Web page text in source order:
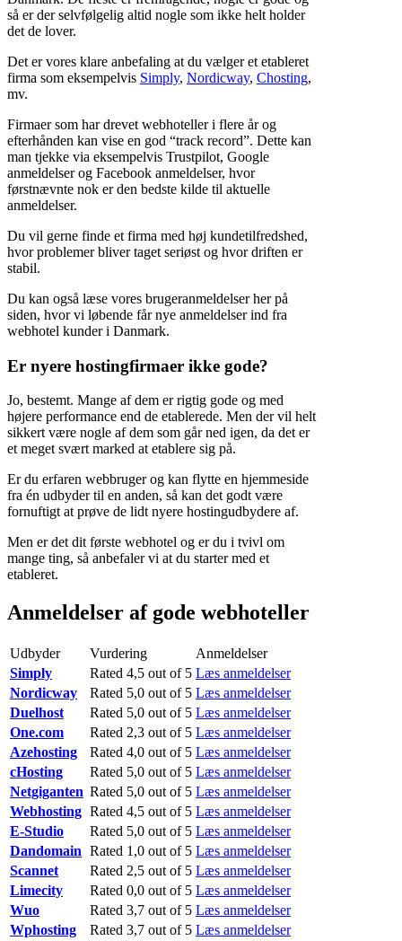
så er der selvfølgelig altid nogle som ikke helt holder
det de lover.
Det er vores klare anbefaling at du vælger et etableret
firma som eksempelvis Simply, Nordicway, Chosting,
mv.
Firmaer som har drevet webhoteller i flere år og
efterhånden kan vise en god “track record”. Dette kan
man tjekke via eksempelvis Trustpilot, Google
anmeldelser og Facebook anmeldelser, hvor
førstnævnte nok er den bedste kilde til aktuelle
anmeldelser.
Du vil gerne finde et firma med høj kundetilfredshed,
hvor problemer bliver taget seriøst og hvor driften er
stabil.
Du kan også læse vores brugeranmeldelser her på
siden, hvor vi løbende får nye anmeldelser ind fra
webhotel kunder i Danmark.
Er nyere hostingfirmaer ikke gode?
Jo, bestemt. Mange af dem er rigtig gode og med
højere performance end de etablerede. Men der vil helt
sikkert være nogle af dem som går ned igen, da det er
et meget svært marked at etablere sig på.
Er du erfaren webbruger og kan flytte en hjemmeside
fra én udbyder til en anden, så kan det godt være
fornuftigt at prøve de lidt nyere hostingudbydere af.
Men er det dit første webhotel og er du i tvivl om
mange ting, så anbefaler vi at du starter med et
etableret.
Anmeldelser af gode webhoteller
Udbyder Vurdering
Anmeldelser
Simply
Rated 4,5 out of 5 Læs anmeldelser
Nordicway
Rated 5,0 out of 5 Læs anmeldelser
Duelhost
Rated 5,0 out of 5 Læs anmeldelser
One.com
Rated 2,3 out of 5 Læs anmeldelser
Azehosting
Rated 4,0 out of 5 Læs anmeldelser
cHosting
Rated 5,0 out of 5 Læs anmeldelser
Netgiganten Rated 5,0 out of 5 Læs anmeldelser
Webhosting Rated 4,5 out of 5 Læs anmeldelser
E-Studio
Rated 5,0 out of 5 Læs anmeldelser
Dandomain Rated 1,0 out of 5 Læs anmeldelser
Scannet
Rated 2,5 out of 5 Læs anmeldelser
Limecity
Rated 0,0 out of 5 Læs anmeldelser
Wuo
Rated 3,7 out of 5 Læs anmeldelser
Wphosting
Rated 3,7 out of 5 Læs anmeldelser